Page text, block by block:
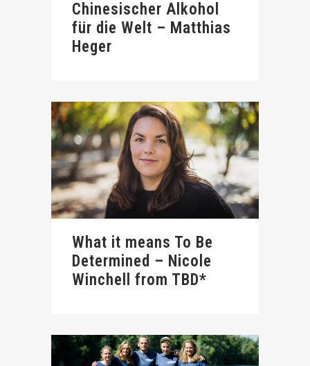
Chinesischer Alkohol
für die Welt – Matthias
Heger
What it means To Be
Determined – Nicole
Winchell from TBD*